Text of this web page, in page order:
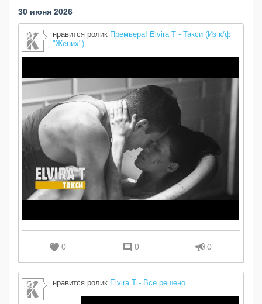
30 июня 2026
нравится ролик Премьера! Elvira T - Такси (Из к/ф
"Жених")
0 0 0
нравится ролик Elvira T - Все решено